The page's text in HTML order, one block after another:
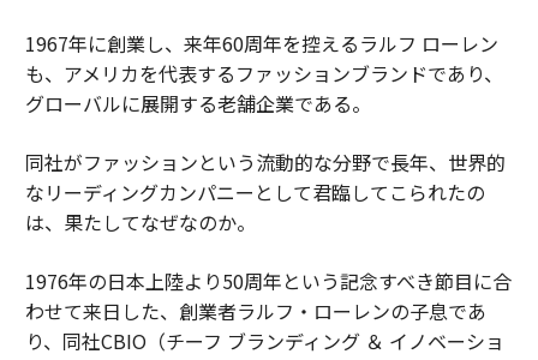
1967年に創業し、来年60周年を控えるラルフ ローレン
も、アメリカを代表するファッションブランドであり、
グローバルに展開する老舗企業である。
同社がファッションという流動的な分野で長年、世界的
なリーディングカンパニーとして君臨してこられたの
は、果たしてなぜなのか。
1976年の日本上陸より50周年という記念すべき節目に合
わせて来日した、創業者ラルフ・ローレンの子息であ
り、同社CBIO（チーフ ブランディング ＆ イノベーショ